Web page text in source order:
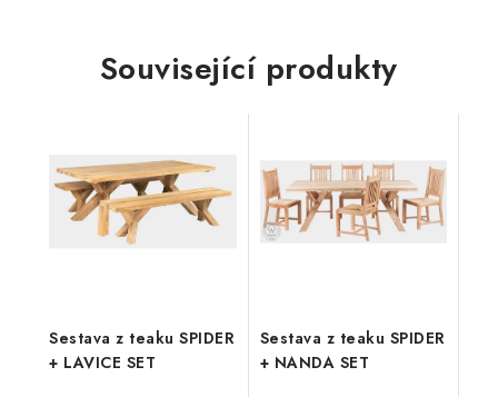
Související produkty
Sestava z teaku SPIDER
+ LAVICE SET
Sestava z teaku SPIDER
+ NANDA SET